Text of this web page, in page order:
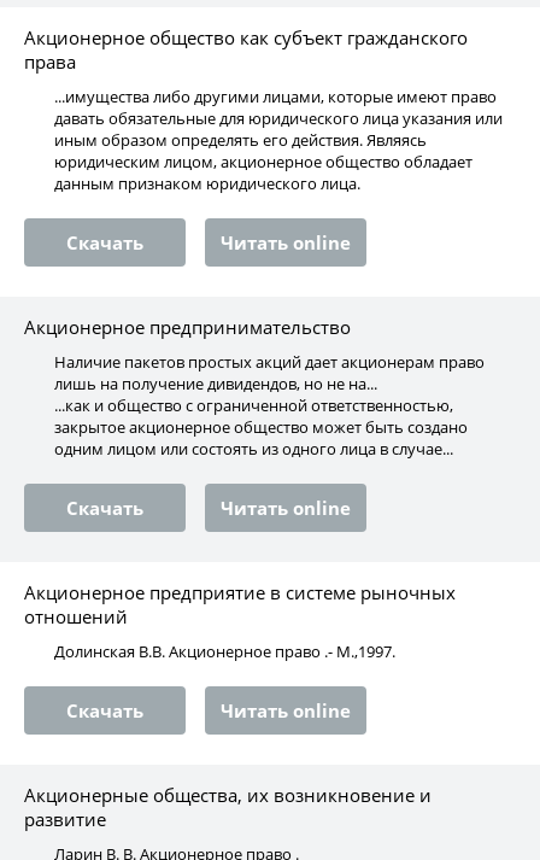
Акционерное общество как субъект гражданского
права
...имущества либо другими лицами, которые имеют право
давать обязательные для юридического лица указания или
иным образом определять его действия. Являясь
юридическим лицом, акционерное общество обладает
данным признаком юридического лица.
Скачать Читать online
Акционерное предпринимательство
Наличие пакетов простых акций дает акционерам право
лишь на получение дивидендов, но не на...
...как и общество с ограниченной ответственностью,
закрытое акционерное общество может быть создано
одним лицом или состоять из одного лица в случае...
Скачать Читать online
Акционерное предприятие в системе рыночных
отношений
Долинская В.В. Акционерное право .- М.,1997.
Скачать Читать online
Акционерные общества, их возникновение и
развитие
Ларин В. В. Акционерное право .